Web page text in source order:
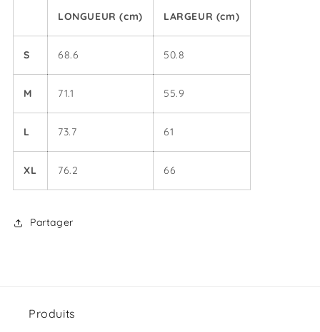
LONGUEUR (cm) LARGEUR (cm)
S 68.6 50.8
M 71.1 55.9
L 73.7 61
XL 76.2 66
Partager
Produits